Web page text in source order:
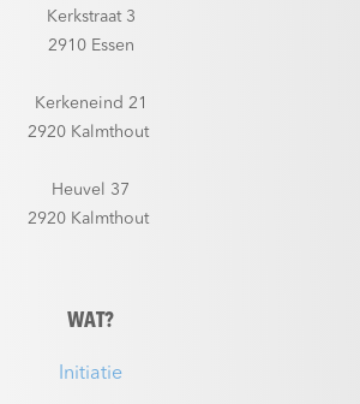
Kerkstraat 3
2910 Essen
Kerkeneind 21
2920 Kalmthout
Heuvel 37
2920 Kalmthout
WAT?
Initiatie